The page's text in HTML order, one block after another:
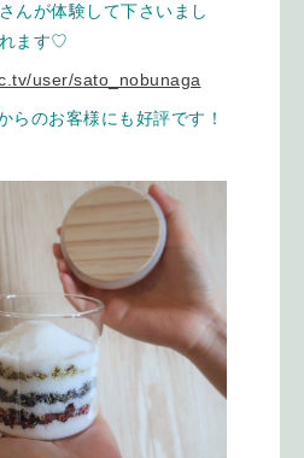
んが体験して下さいまし
ます♡
user/sato_nobunaga
のお客様にも好評です！